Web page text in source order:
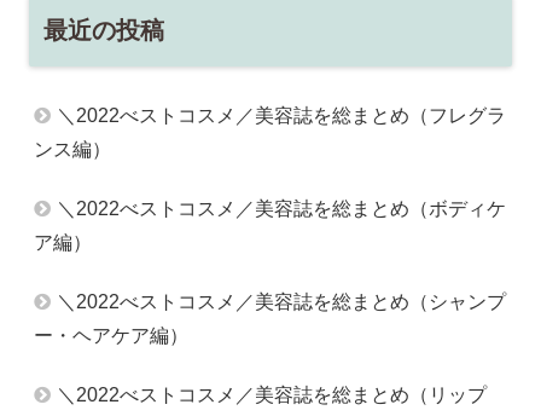
最近の投稿
＼2022べストコスメ／美容誌を総まとめ（フレグラ
ンス編）
＼2022べストコスメ／美容誌を総まとめ（ボディケ
ア編）
＼2022べストコスメ／美容誌を総まとめ（シャンプ
ー・ヘアケア編）
＼2022べストコスメ／美容誌を総まとめ（リップ